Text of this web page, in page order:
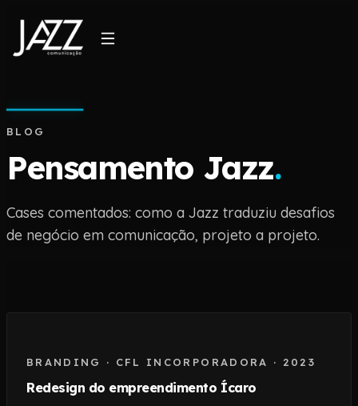
BLOG
Pensamento Jazz.
Cases comentados: como a Jazz traduziu desafios
de negócio em comunicação, projeto a projeto.
BRANDING · CFL INCORPORADORA · 2023
Redesign do empreendimento Ícaro